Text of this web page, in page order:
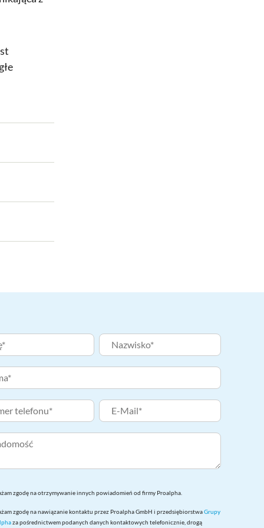
zgodę na otrzymywanie innych powiadomień od firmy Proalpha.
zgodę na nawiązanie kontaktu przez Proalpha GmbH i przedsiębiorstwaGrupy
za pośrednictwem podanych danych kontaktowych telefonicznie, drogą